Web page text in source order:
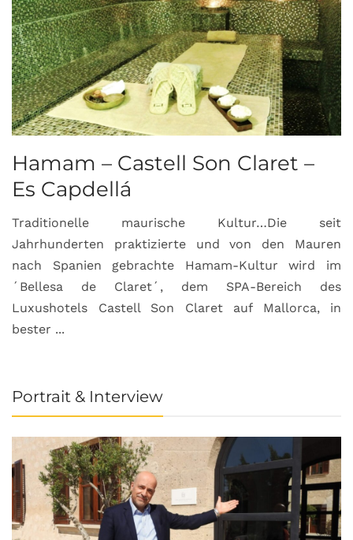
Hamam – Castell Son Claret –
Es Capdellá
Traditionelle maurische Kultur…Die seit
Jahrhunderten praktizierte und von den Mauren
nach Spanien gebrachte Hamam-Kultur wird im
´Bellesa de Claret´, dem SPA-Bereich des
Luxushotels Castell Son Claret auf Mallorca, in
bester ...
Portrait & Interview